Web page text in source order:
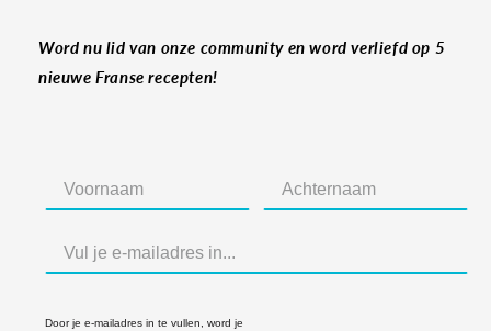
Word nu lid van onze community en word verliefd op 5
nieuwe Franse recepten!
Door je e-mailadres in te vullen, word je